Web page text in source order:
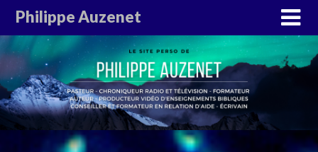
Philippe Auzenet